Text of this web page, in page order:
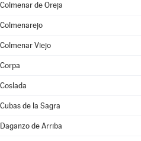
Colmenar de Oreja
Colmenarejo
Colmenar Viejo
Corpa
Coslada
Cubas de la Sagra
Daganzo de Arriba